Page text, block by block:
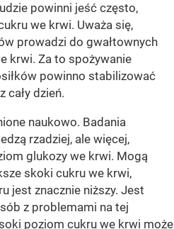
powinni jeść często,
we krwi. Uważa się,
prowadzi do gwałtownych
krwi. Za to spożywanie
powinno stabilizować
cały dzień.
naukowo. Badania
rzadziej, ale więcej,
glukozy we krwi. Mogą
skoki cukru we krwi,
jest znacznie niższy. Jest
z problemami na tej
poziom cukru we krwi może